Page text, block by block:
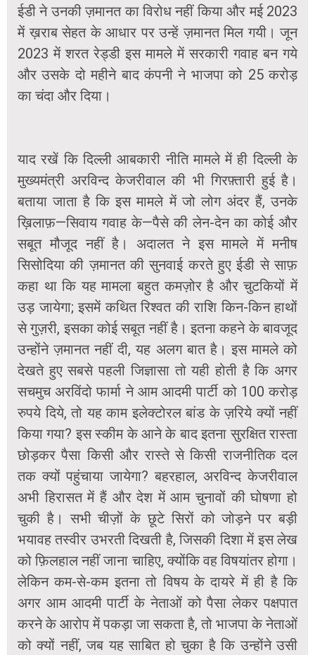
ईडी ने उनकी ज़मानत का विरोध नहीं किया और मई 2023
में ख़राब सेहत के आधार पर उन्हें ज़मानत मिल गयी। जून
2023 में शरत रेड्डी इस मामले में सरकारी गवाह बन गये
और उसके दो महीने बाद कंपनी ने भाजपा को 25 करोड़
का चंदा और दिया।
याद रखें कि दिल्ली आबकारी नीति मामले में ही दिल्ली के
मुख्यमंत्री अरविन्द केजरीवाल की भी गिरफ़्तारी हुई है।
बताया जाता है कि इस मामले में जो लोग अंदर हैं, उनके
ख़िलाफ़—सिवाय गवाह के—पैसे की लेन-देन का कोई और
सबूत मौजूद नहीं है। अदालत ने इस मामले में मनीष
सिसोदिया की ज़मानत की सुनवाई करते हुए ईडी से साफ़
कहा था कि यह मामला बहुत कमज़ोर है और चुटकियों में
उड़ जायेगा; इसमें कथित रिश्वत की राशि किन-किन हाथों
से गुज़री, इसका कोई सबूत नहीं है। इतना कहने के बावजूद
उन्होंने ज़मानत नहीं दी, यह अलग बात है। इस मामले को
देखते हुए सबसे पहली जिज्ञासा तो यही होती है कि अगर
सचमुच अरविंदो फार्मा ने आम आदमी पार्टी को 100 करोड़
रुपये दिये, तो यह काम इलेक्टोरल बांड के ज़रिये क्यों नहीं
किया गया? इस स्कीम के आने के बाद इतना सुरक्षित रास्ता
छोड़कर पैसा किसी और रास्ते से किसी राजनीतिक दल
तक क्यों पहुंचाया जायेगा? बहरहाल, अरविन्द केजरीवाल
अभी हिरासत में हैं और देश में आम चुनावों की घोषणा हो
चुकी है। सभी चीज़ों के छूटे सिरों को जोड़ने पर बड़ी
भयावह तस्वीर उभरती दिखती है, जिसकी दिशा में इस लेख
को फ़िलहाल नहीं जाना चाहिए, क्योंकि वह विषयांतर होगा।
लेकिन कम-से-कम इतना तो विषय के दायरे में ही है कि
अगर आम आदमी पार्टी के नेताओं को पैसा लेकर पक्षपात
करने के आरोप में पकड़ा जा सकता है, तो भाजपा के नेताओं
को क्यों नहीं, जब यह साबित हो चुका है कि उन्होंने उसी